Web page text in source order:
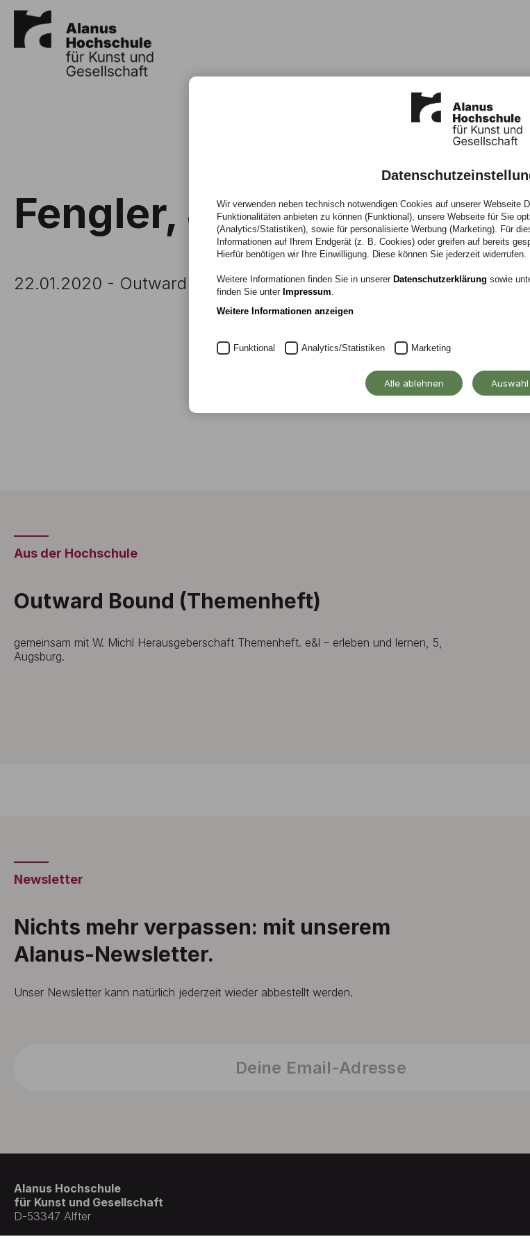
Fengler, J. (2019)
22.01.2020 - Outward Bound (Themenheft)
Aus der Hochschule
Outward Bound (Themenheft)
gemeinsam mit W. Michl Herausgeberschaft Themenheft. e&l – erleben und lernen, 5,
Augsburg.
Newsletter
Nichts mehr verpassen: mit unserem
Alanus-Newsletter.
Unser Newsletter kann natürlich jederzeit wieder abbestellt werden.
Alanus Hochschule
für Kunst und Gesellschaft
D-53347 Alfter
Wir verwenden neben technisch notwendigen Cookies auf unserer Webseite
Funktionalitäten anbieten zu können (Funktional), unsere Webseite für Sie
(Analytics/Statistiken), sowie für personalisierte Werbung (Marketing). Für
Informationen auf Ihrem Endgerät (z. B. Cookies) oder greifen auf bereits
Hierfür benötigen wir Ihre Einwilligung. Diese können Sie jederzeit widerrufen.
Weitere Informationen finden Sie in unserer Datenschutzerklärung sowie
finden Sie unter Impressum.
Weitere Informationen anzeigen
Funktional Analytics/Statistiken Marketing
Alle ablehnen